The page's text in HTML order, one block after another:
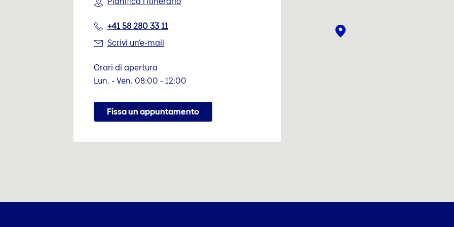
+41 58 280 33 11
Scrivi un’e-mail
Orari di apertura
Lun. - Ven. 08:00 - 12:00
Fissa un appuntamento